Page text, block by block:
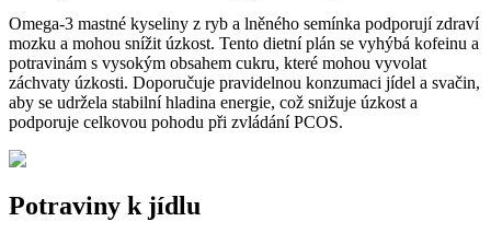
Omega-3 mastné kyseliny z ryb a lněného semínka podporují zdraví
mozku a mohou snížit úzkost. Tento dietní plán se vyhýbá kofeinu a
potravinám s vysokým obsahem cukru, které mohou vyvolat
záchvaty úzkosti. Doporučuje pravidelnou konzumaci jídel a svačin,
aby se udržela stabilní hladina energie, což snižuje úzkost a
podporuje celkovou pohodu při zvládání PCOS.
Potraviny k jídlu